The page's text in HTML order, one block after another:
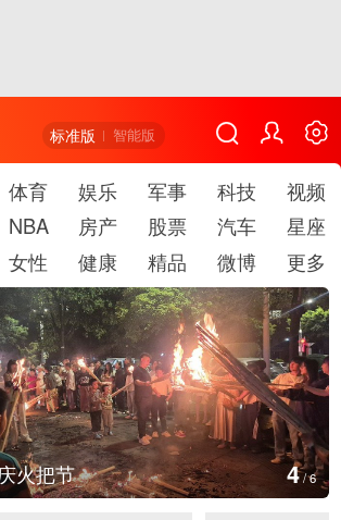
标准版 智能版
体育 娱乐 军事 科技
视频
NBA 房产 股票 汽车
星座
女性 健康 精品 微博 更多
点亮葛仙村 5/6